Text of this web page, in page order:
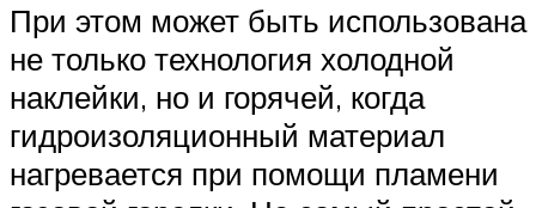
При этом может быть использована
не только технология холодной
наклейки, но и горячей, когда
гидроизоляционный материал
нагревается при помощи пламени